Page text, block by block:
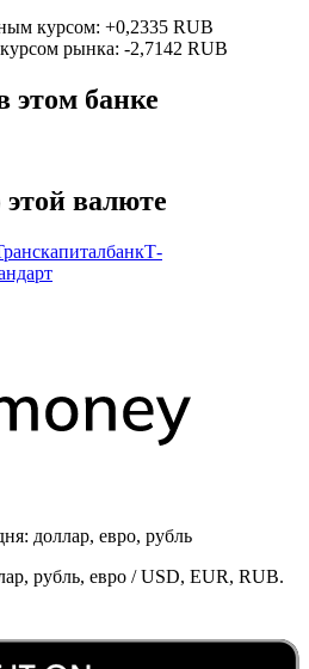
курсом: +0,2335 RUB
рынка: -2,7142 RUB
этом банке
валюте
Т-
доллар, евро, рубль
рубль, евро / USD, EUR, RUB.